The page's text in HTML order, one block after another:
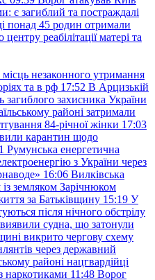
є загиблий та постраждалі
понад 45 родин отримали
реабілітації матері та
незаконного утримання
та в рф 17:52 В Арцизькій
захисника України
районі затримали
84-річної жінки 17:03
карантин щодо
Румунська енергетична
з України через
16:06 Вилківська
земляком Зарічнюком
за Батьківщину 15:19 У
після нічного обстрілу
судна, що затонули
викрито чергову схему
через державний
районі нацгвардійці
наркотиками 11:48 Ворог